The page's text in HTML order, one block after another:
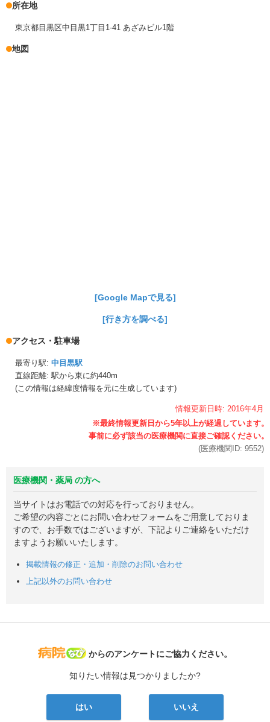
所在地
東京都目黒区中目黒1丁目1-41 あざみビル1階
地図
[Google Mapで見る]
[行き方を調べる]
アクセス・駐車場
最寄り駅: 中目黒駅
直線距離: 駅から東に約440m
(この情報は経緯度情報を元に生成しています)
情報更新日時: 2016年4月
(医療機関ID: 9552)
医療機関・薬局 の方へ
当サイトはお電話での対応を行っておりません。
ご希望の内容ごとにお問い合わせフォームをご用意しておりま
すので、お手数ではございますが、下記よりご連絡をいただけ
ますようお願いいたします。
掲載情報の修正・追加・削除のお問い合わせ
上記以外のお問い合わせ
病院なび
からのアンケートにご協力ください。
知りたい情報は見つかりましたか?
はい いいえ